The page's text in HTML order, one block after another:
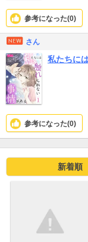
参考になった(0)
さん
私たちに
参考になった(0)
新着順